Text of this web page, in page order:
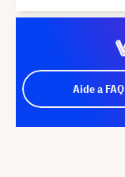
Aide a FAQ